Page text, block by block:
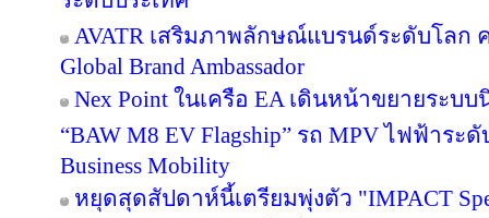
AVATR เสริมภาพลักษณ์แบรนด์ระดับโลก
Global Brand Ambassador
Nex Point ในเครือ EA เดินหน้าขยายระบ
“BAW M8 EV Flagship” รถ MPV ไฟฟ้าระ
Business Mobility
หยุดสุดสัปดาห์นี้เตรียมพุ่งตัว "IMPACT